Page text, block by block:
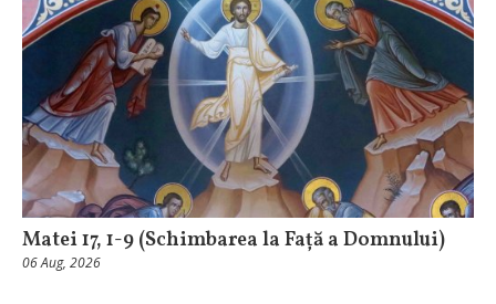
Matei 17, 1-9 (Schimbarea la Față a Domnului)
06 Aug, 2026